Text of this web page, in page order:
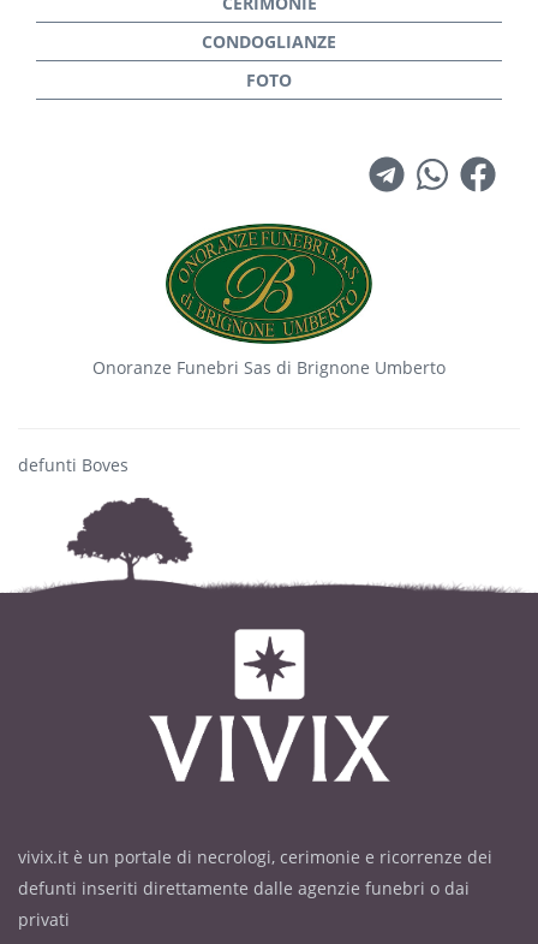
Onoranze Funebri Sas di Brignone Umberto
defunti Boves
vivix.it è un portale di necrologi, cerimonie e ricorrenze dei
defunti inseriti direttamente dalle agenzie funebri o dai
privati